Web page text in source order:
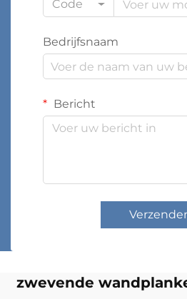
Code
Bedrijfsnaam
Bericht
zwevende